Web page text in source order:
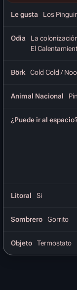
Le gusta Los
Odia
La
El
Börk Cold Cold /
Animal Nacional
¿Puede ir al
Litoral Si
Sombrero Gorrito
Objeto Termostato